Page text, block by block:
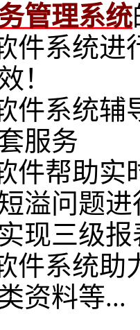
管理系统
件系统
！
件系统辅
服务
件帮助实
溢问题
现三级
件系统助
资料等...